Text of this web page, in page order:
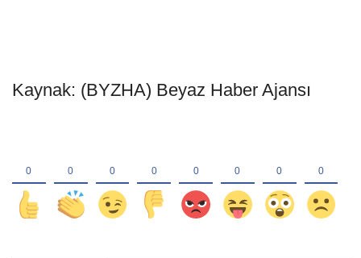
Kaynak: (BYZHA) Beyaz Haber Ajansı